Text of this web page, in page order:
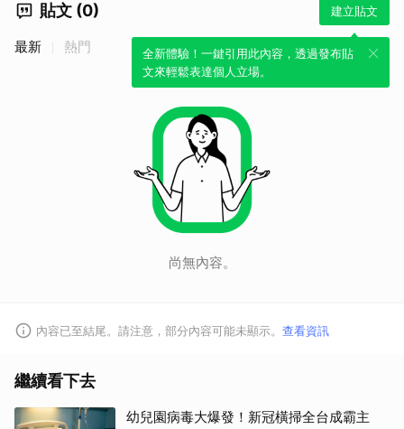
貼文 (0) 建立貼文
全新體驗！一鍵引用此內容，透過發布貼
文來輕鬆表達個人立場。
最新 熱門
尚無內容。
內容已至結尾。請注意，部分內容可能未顯示。 查看資訊
繼續看下去
幼兒園病毒大爆發！新冠橫掃全台成霸主
取消